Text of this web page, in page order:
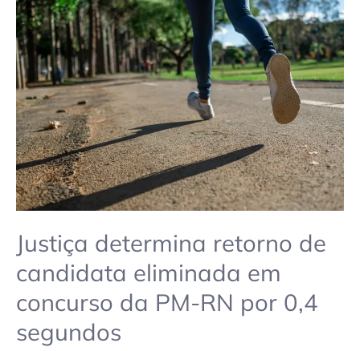
Justiça determina retorno de
candidata eliminada em
concurso da PM-RN por 0,4
segundos
retorno
de
candidata
eliminada
em
concurso
da
PM-
RN
por
0,4
segundos